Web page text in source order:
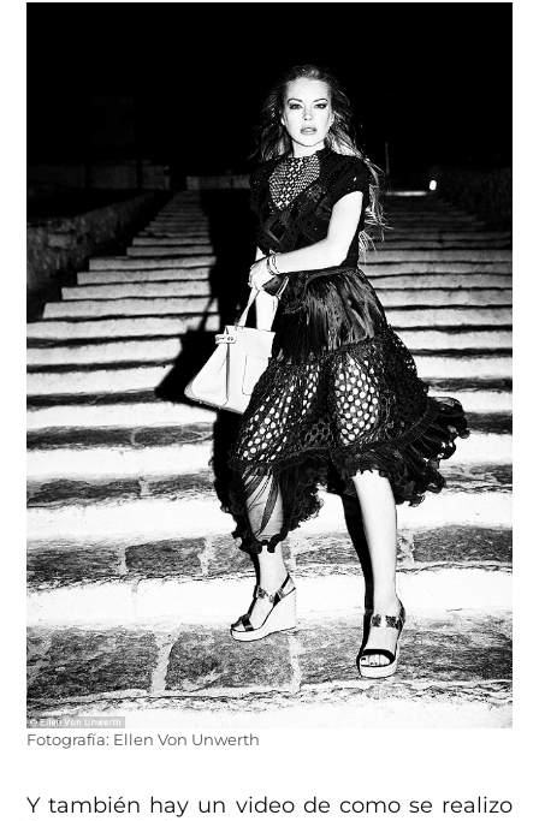
Fotografía: Ellen Von Unwerth
Y también hay un video de como se realizo